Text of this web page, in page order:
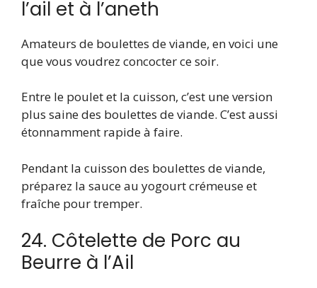
l’ail et à l’aneth
Amateurs de boulettes de viande, en voici une
que vous voudrez concocter ce soir.
Entre le poulet et la cuisson, c’est une version
plus saine des boulettes de viande. C’est aussi
étonnamment rapide à faire.
Pendant la cuisson des boulettes de viande,
préparez la sauce au yogourt crémeuse et
fraîche pour tremper.
24. Côtelette de Porc au
Beurre à l’Ail